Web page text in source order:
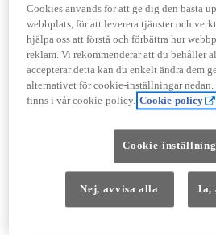
Width
1 848 mm
Föbrukning
Cookies används för att ge dig den bästa
webbplats, för att leverera tjänster och
hjälpa oss att förstå och förbättra hur
reklam. Vi rekommenderar att du behåller
accepterar detta kan du enkelt ändra dem
alternativet för cookie-inställningar
finns i vår cookie-policy. Cookie-policy
Cookie-
Nej, avvisa alla Ja,